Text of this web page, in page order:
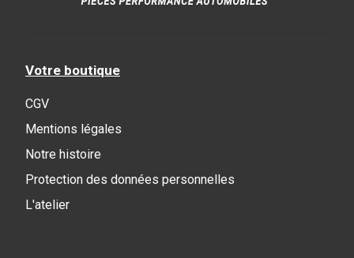
Votre boutique
CGV
Mentions légales
Notre histoire
Protection des données personnelles
L'atelier